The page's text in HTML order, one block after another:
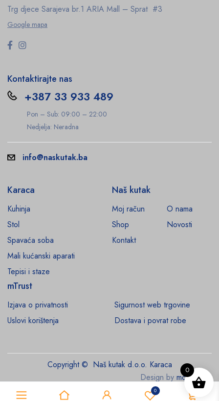
0 0
Trg djece Sarajeva br.1 ARIA Mall – Sprat #3
Google mapa
Kontaktirajte nas
+387 33 933 489
Pon – Sub: 09:00 – 22:00
Nedjelja: Neradna
info@naskutak.ba
Karaca
Kuhinja
Stol
Spavaća soba
Mali kućanski aparati
Tepisi i staze
Naš kutak
Moj račun
O nama
Shop
Novosti
Kontakt
mTrust
Izjava o privatnosti
Sigurnost web trgovine
Uslovi korištenja
Dostava i povrat robe
Copyright © Naš kutak d.o.o. Karaca
Design by monroe.ba
0